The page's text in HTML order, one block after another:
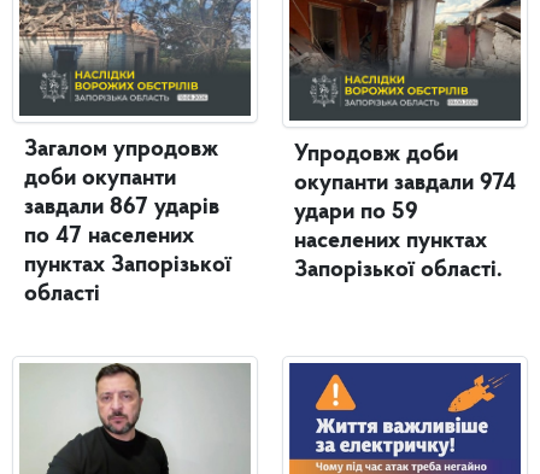
Загалом упродовж
доби окупанти
завдали 867 ударів
по 47 населених
пунктах Запорізької
області
Упродовж доби
окупанти завдали 974
удари по 59
населених пунктах
Запорізької області.